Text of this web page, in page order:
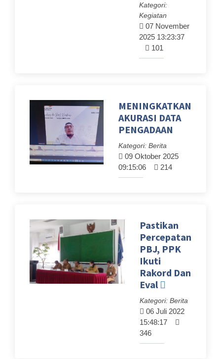
Kategori:
Kegiatan
07 November
2025 13:23:37
101
MENINGKATKAN
AKURASI DATA
PENGADAAN
Kategori: Berita
09 Oktober 2025
09:15:06
214
Pastikan
Percepatan
PBJ, PPK
Ikuti
Rakord Dan
Eval
Kategori: Berita
06 Juli 2022
15:48:17
346